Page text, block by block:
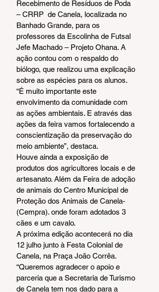
Recebimento de Resíduos de Poda
– CRRP  de Canela, localizada no
Banhado Grande, para os
professores da Escolinha de Futsal
Jefe Machado – Projeto Ohana. A
ação contou com o respaldo do
biólogo, que realizou uma explicação
sobre as espécies para os alunos.
“É muito importante este
envolvimento da comunidade com
as ações ambientais. E através das
ações da feira vamos fortalecendo a
conscientização da preservação do
meio ambiente”, destaca.
Houve ainda a exposição de
produtos dos agricultores locais e de
artesanato. Além da Feira de adoção
de animais do Centro Municipal de
Proteção dos Animais de Canela-
(Cempra). onde foram adotados 3
cães e um cavalo.
A próxima edição acontecerá no dia
12 julho junto à Festa Colonial de
Canela, na Praça João Corrêa.
“Queremos agradecer o apoio e
parceria que a Secretaria de Turismo
de Canela tem nos dado para a